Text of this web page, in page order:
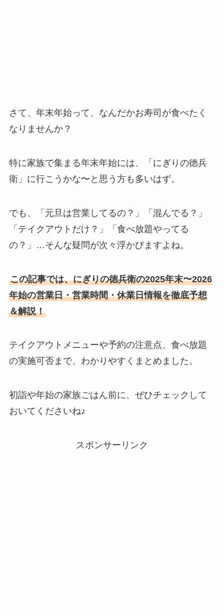
さて、年末年始って、なんだかお寿司が食べたく
なりませんか？
特に家族で集まる年末年始には、「にぎりの徳兵
衛」に行こうかな〜と思う方も多いはず。
でも、「元旦は営業してるの？」「混んでる？」
「テイクアウトだけ？」「食べ放題やってる
の？」…そんな疑問が次々浮かびますよね。
この記事では、にぎりの徳兵衛の2025年末〜2026
年始の営業日・営業時間・休業日情報を徹底予想
＆解説！
テイクアウトメニューや予約の注意点、食べ放題
の実施可否まで、わかりやすくまとめました。
初詣や年始の家族ごはん前に、ぜひチェックして
おいてくださいね♪
スポンサーリンク